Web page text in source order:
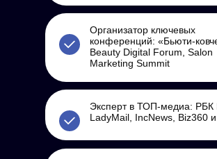
Организатор ключевых
конференций: «Бьюти-
Beauty Digital Forum, Salon
Marketing Summit
Эксперт в ТОП-медиа: РБК
LadyMail, IncNews, Biz360 и